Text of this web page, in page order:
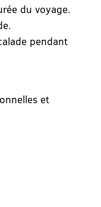
du voyage.
pendant
et